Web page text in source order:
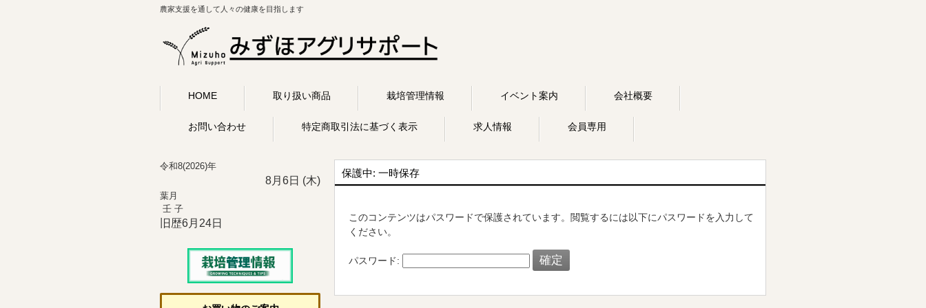
農家支援を通して人々の健康を目指します
HOME 取り扱い商品 栽培管理情報 イベント案内 会社概要
お問い合わせ 特定商取引法に基づく表示 求人情報 会員専用
保護中: 一時保存
このコンテンツはパスワードで保護されています。閲覧するには以下にパスワードを入力して
ください。
パスワード:
令和8(2026)年
8月6日 (木)
葉月
壬 子
旧歴6月24日